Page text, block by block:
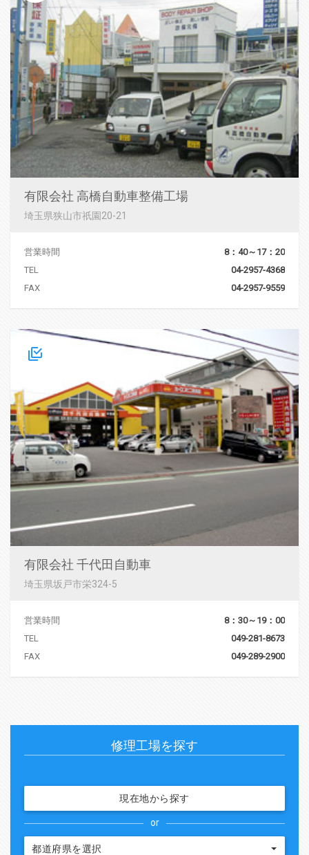
有限会社 高橋自動車整備工場
埼玉県狭山市祇園20-21
営業時間
8：40～17：20
TEL
04-2957-4368
FAX
04-2957-9559
有限会社 千代田自動車
埼玉県坂戸市栄324-5
営業時間
8：30～19：00
TEL
049-281-8673
FAX
049-289-2900
修理工場を探す
現在地から探す
or
都道府県を選択